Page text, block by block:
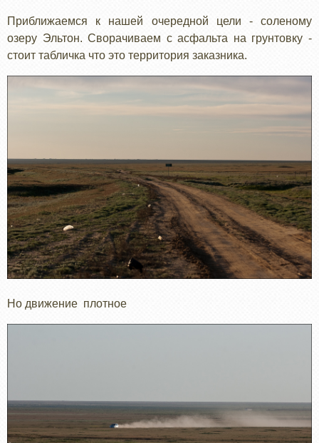
Приближаемся к нашей очередной цели - соленому
озеру Эльтон. Сворачиваем с асфальта на грунтовку -
стоит табличка что это территория заказника.
Но движение плотное